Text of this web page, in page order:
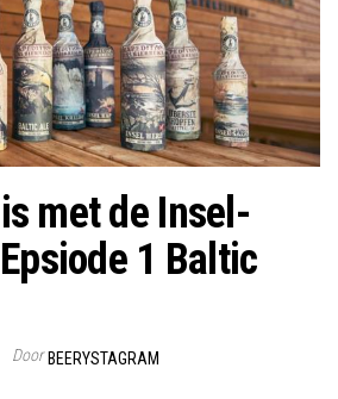
met de Insel-
1 Baltic
Door BEERYSTAGRAM